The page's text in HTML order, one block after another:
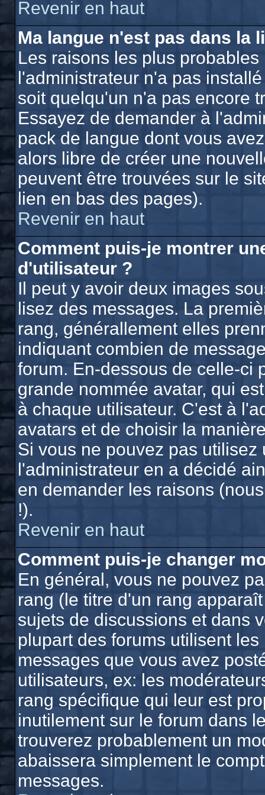
Revenir en haut
Ma langue n'est pas dans la
Les raisons les plus
l'administrateur n'a pas
soit quelqu'un n'a pas encore
Essayez de demander à
pack de langue dont vous
alors libre de créer une
peuvent être trouvées sur le
lien en bas des pages).
Revenir en haut
Comment puis-je montrer
d'utilisateur ?
Il peut y avoir deux images
lisez des messages. La
rang, générallement elles
indiquant combien de
forum. En-dessous de celle-ci
grande nommée avatar, qui
à chaque utilisateur. C'est à
avatars et de choisir la
Si vous ne pouvez pas
l'administrateur en a décidé
en demander les raisons
!).
Revenir en haut
Comment puis-je changer
En général, vous ne pouvez
rang (le titre d'un rang
sujets de discussions et dans
plupart des forums utilisent
messages que vous avez
utilisateurs, ex: les
rang spécifique qui leur est
inutilement sur le forum dans
trouverez probablement un
abaissera simplement le
messages.